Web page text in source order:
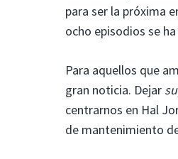
para ser la próxima
ocho episodios se
Para aquellos que
gran noticia. Dejar
centrarnos en Hal
de mantenimiento